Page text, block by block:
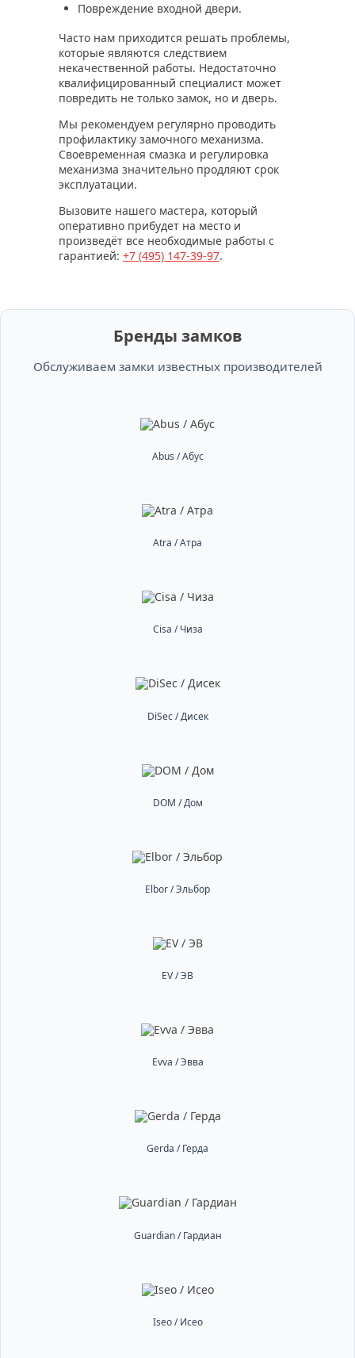
Повреждение входной двери.
Часто нам приходится решать проблемы,
которые являются следствием
некачественной работы. Недостаточно
квалифицированный специалист может
повредить не только замок, но и дверь.
Мы рекомендуем регулярно проводить
профилактику замочного механизма.
Своевременная смазка и регулировка
механизма значительно продляют срок
эксплуатации.
Вызовите нашего мастера, который
оперативно прибудет на место и
произведёт все необходимые работы с
гарантией: +7 (495) 147-39-97.
Бренды замков
Обслуживаем замки известных производителей
Abus / Абус
Atra / Атра
Cisa / Чиза
DiSec / Дисек
DOM / Дом
Elbor / Эльбор
EV / ЭВ
Evva / Эвва
Gerda / Герда
Guardian / Гардиан
Iseo / Исео